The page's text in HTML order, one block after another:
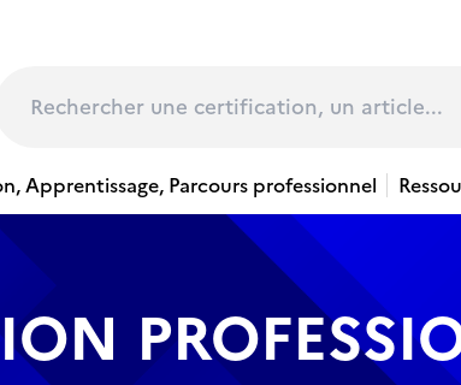
Apprentissage, Parcours professionnel